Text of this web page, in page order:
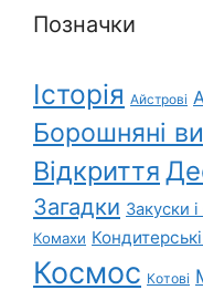
Позначки
Історія Айстрові
Борошняні
Відкриття
Загадки Закуски
Комахи
Космос Котові